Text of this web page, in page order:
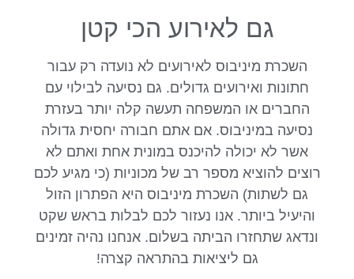
גם לאירוע הכי קטן
השכרת מיניבוס לאירועים לא נועדה רק עבור
חתונות ואירועים גדולים. גם נסיעה לבילוי עם
החברים או המשפחה תעשה קלה יותר בעזרת
נסיעה במיניבוס. אם אתם חבורה יחסית גדולה
אשר לא יכולה להיכנס במונית אחת ואתם לא
רוצים להוציא מספר רב של מכוניות (כי מגיע לכם
גם לשתות) השכרת מיניבוס היא הפתרון הזול
והיעיל ביותר. אנו נעזור לכם לבלות בראש שקט
ונדאג שתחזרו הביתה בשלום. אנחנו נהיה זמינים
גם ליציאות בהתראה קצרה!